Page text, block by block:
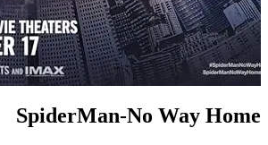
SpiderMan-No Way Home